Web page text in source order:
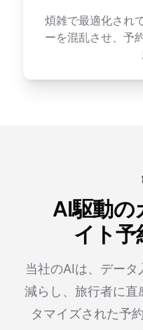
煩雑で最適化され
ーを混乱させ、予
AI駆動の
イト予
当社のAIは、データ
減らし、旅行者に直
タマイズされた予